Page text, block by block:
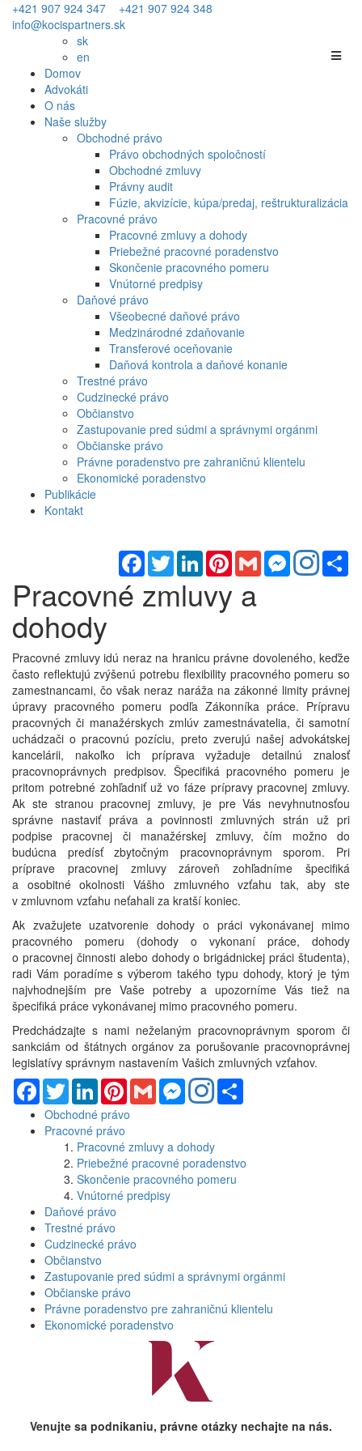
+421 907 924 347
+421 907 924 348
info@kocispartners.sk
sk
en
Domov
Advokáti
O nás
Naše služby
Obchodné právo
Právo obchodných spoločností
Obchodné zmluvy
Právny audit
Fúzie, akvizície, kúpa/predaj, reštrukturalizácia
Pracovné právo
Pracovné zmluvy a dohody
Priebežné pracovné poradenstvo
Skončenie pracovného pomeru
Vnútorné predpisy
Daňové právo
Všeobecné daňové právo
Medzinárodné zdaňovanie
Transferové oceňovanie
Daňová kontrola a daňové konanie
Trestné právo
Cudzinecké právo
Občianstvo
Zastupovanie pred súdmi a správnymi orgánmi
Občianske právo
Právne poradenstvo pre zahraničnú klientelu
Ekonomické poradenstvo
Publikácie
Kontakt
Facebook
TwitterLinkedInPinterestGmail Messenger
Pracovné zmluvy a
dohody
Pracovné zmluvy idú neraz na hranicu právne dovoleného, keďže
často reflektujú zvýšenú potrebu flexibility pracovného pomeru so
zamestnancami, čo však neraz naráža na zákonné limity právnej
úpravy pracovného pomeru podľa Zákonníka práce. Prípravu
pracovných či manažérskych zmlúv zamestnávatelia, či samotní
uchádzači o pracovnú pozíciu, preto zverujú našej advokátskej
kancelárii, nakoľko ich príprava vyžaduje detailnú znalosť
pracovnoprávnych predpisov. Špecifiká pracovného pomeru je
pritom potrebné zohľadniť už vo fáze prípravy pracovnej zmluvy.
Ak ste stranou pracovnej zmluvy, je pre Vás nevyhnutnosťou
správne nastaviť práva a povinnosti zmluvných strán už pri
podpise pracovnej či manažérskej zmluvy, čím možno do
budúcna predísť zbytočným pracovnoprávnym sporom. Pri
príprave pracovnej zmluvy zároveň zohľadníme špecifiká
a osobitné okolnosti Vášho zmluvného vzťahu tak, aby ste
v zmluvnom vzťahu neťahali za kratší koniec.
Ak zvažujete uzatvorenie dohody o práci vykonávanej mimo
pracovného pomeru (dohody o vykonaní práce, dohody
o pracovnej činnosti alebo dohody o brigádnickej práci študenta),
radi Vám poradíme s výberom takého typu dohody, ktorý je tým
najvhodnejším pre Vaše potreby a upozorníme Vás tiež na
špecifiká práce vykonávanej mimo pracovného pomeru.
Predchádzajte s nami neželaným pracovnoprávnym sporom či
sankciám od štátnych orgánov za porušovanie pracovnoprávnej
legislatívy správnym nastavením Vašich zmluvných vzťahov.
Facebook
TwitterLinkedInPinterestGmail Messenger
Obchodné právo
Pracovné právo
Pracovné zmluvy a dohody
Priebežné pracovné poradenstvo
Skončenie pracovného pomeru
Vnútorné predpisy
Daňové právo
Trestné právo
Cudzinecké právo
Občianstvo
Zastupovanie pred súdmi a správnymi orgánmi
Občianske právo
Právne poradenstvo pre zahraničnú klientelu
Ekonomické poradenstvo
Venujte sa podnikaniu, právne otázky nechajte na nás.